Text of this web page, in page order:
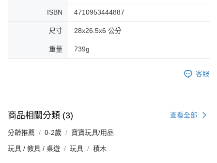
ISBN 4710953444887
尺寸 28x26.5x6 公分
重量 739g
客服
商品相關分類 (3) 查看全部
分齡推薦 0-2歲 寶寶玩具/用品
玩具 / 教具 / 桌遊 玩具 積木